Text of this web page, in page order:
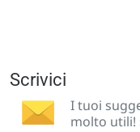
Scrivici
I tuoi
molto utili!